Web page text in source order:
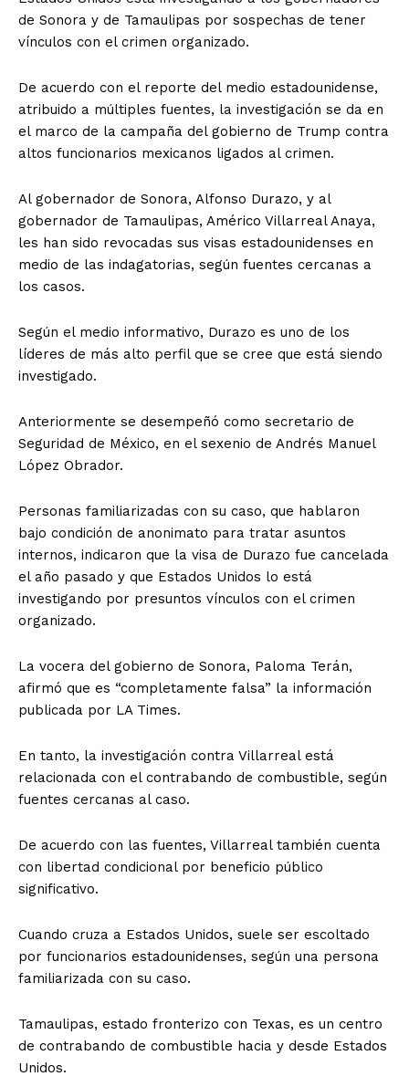
de Sonora y de Tamaulipas por sospechas de tener
vínculos con el crimen organizado.
De acuerdo con el reporte del medio estadounidense,
atribuido a múltiples fuentes, la investigación se da en
el marco de la campaña del gobierno de Trump contra
altos funcionarios mexicanos ligados al crimen.
Al gobernador de Sonora, Alfonso Durazo, y al
gobernador de Tamaulipas, Américo Villarreal Anaya,
les han sido revocadas sus visas estadounidenses en
medio de las indagatorias, según fuentes cercanas a
los casos.
Según el medio informativo, Durazo es uno de los
líderes de más alto perfil que se cree que está siendo
investigado.
Anteriormente se desempeñó como secretario de
Seguridad de México, en el sexenio de Andrés Manuel
López Obrador.
Personas familiarizadas con su caso, que hablaron
bajo condición de anonimato para tratar asuntos
internos, indicaron que la visa de Durazo fue cancelada
el año pasado y que Estados Unidos lo está
investigando por presuntos vínculos con el crimen
organizado.
La vocera del gobierno de Sonora, Paloma Terán,
afirmó que es “completamente falsa” la información
publicada por LA Times.
En tanto, la investigación contra Villarreal está
relacionada con el contrabando de combustible, según
fuentes cercanas al caso.
De acuerdo con las fuentes, Villarreal también cuenta
con libertad condicional por beneficio público
significativo.
Cuando cruza a Estados Unidos, suele ser escoltado
por funcionarios estadounidenses, según una persona
familiarizada con su caso.
Tamaulipas, estado fronterizo con Texas, es un centro
de contrabando de combustible hacia y desde Estados
Unidos.